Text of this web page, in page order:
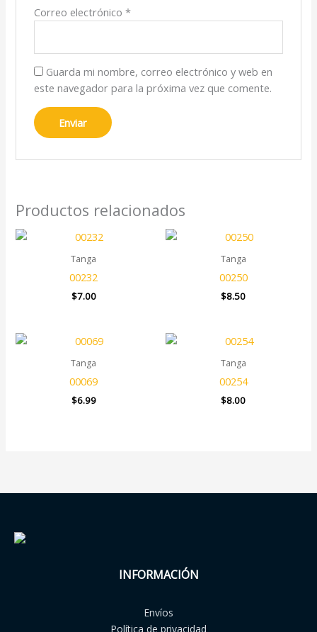
Correo electrónico *
Guarda mi nombre, correo electrónico y web en
este navegador para la próxima vez que comente.
Productos relacionados
Tanga
00232
$7.00
Tanga
00250
$8.50
Tanga
00069
$6.99
Tanga
00254
$8.00
INFORMACIÓN
Envíos
Política de privacidad